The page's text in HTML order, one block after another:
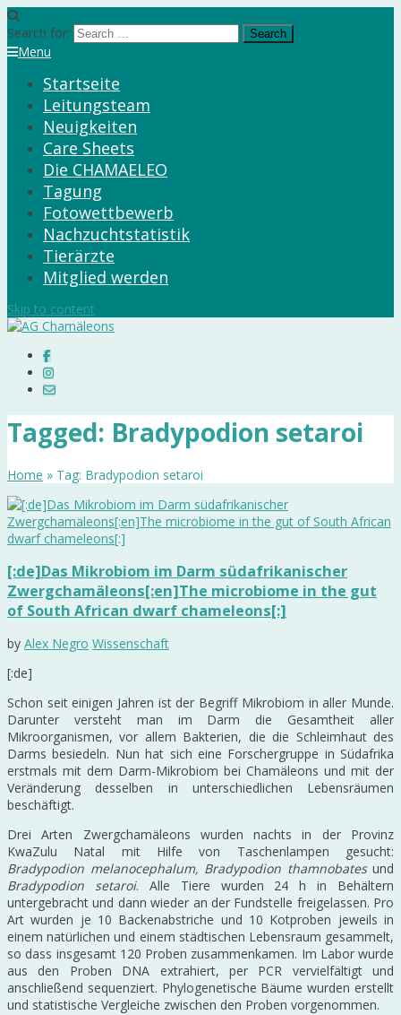
Search for:
Menu
Startseite
Leitungsteam
Neuigkeiten
Care Sheets
Die CHAMAELEO
Tagung
Fotowettbewerb
Nachzuchtstatistik
Tierärzte
Mitglied werden
Skip to content
Tagged: Bradypodion setaroi
Home » Tag: Bradypodion setaroi
[:de]Das Mikrobiom im Darm südafrikanischer
Zwergchamäleons[:en]The microbiome in the gut
of South African dwarf chameleons[:]
by Alex Negro Wissenschaft
[:de]
Schon seit einigen Jahren ist der Begriff Mikrobiom in aller Munde.
Darunter versteht man im Darm die Gesamtheit aller
Mikroorganismen, vor allem Bakterien, die die Schleimhaut des
Darms besiedeln. Nun hat sich eine Forschergruppe in Südafrika
erstmals mit dem Darm-Mikrobiom bei Chamäleons und mit der
Veränderung desselben in unterschiedlichen Lebensräumen
beschäftigt.
Drei Arten Zwergchamäleons wurden nachts in der Provinz
KwaZulu Natal mit Hilfe von Taschenlampen gesucht:
Bradypodion melanocephalum, Bradypodion thamnobates und
Bradypodion setaroi. Alle Tiere wurden 24 h in Behältern
untergebracht und dann wieder an der Fundstelle freigelassen. Pro
Art wurden je 10 Backenabstriche und 10 Kotproben jeweils in
einem natürlichen und einem städtischen Lebensraum gesammelt,
so dass insgesamt 120 Proben zusammenkamen. Im Labor wurde
aus den Proben DNA extrahiert, per PCR vervielfältigt und
anschließend sequenziert. Phylogenetische Bäume wurden erstellt
und statistische Vergleiche zwischen den Proben vorgenommen.